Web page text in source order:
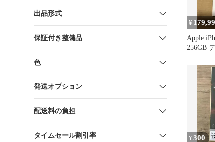
出品形式
保証付き整備品
色
発送オプション
配送料の負担
タイムセール割引率
¥
Apple
256GB
¥300